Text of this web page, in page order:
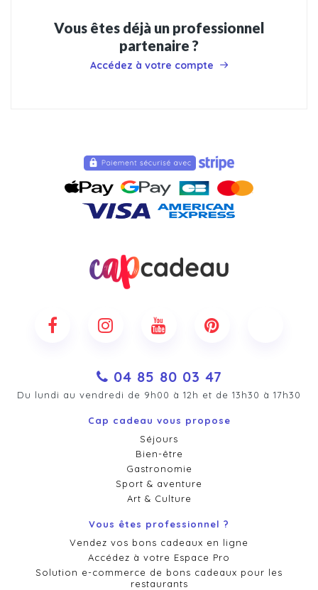
Vous êtes déjà un professionnel
partenaire ?
Accédez à votre compte
04 85 80 03 47
Du lundi au vendredi de 9h00 à 12h et de 13h30 à 17h30
Cap cadeau vous propose
Séjours
Bien-être
Gastronomie
Sport & aventure
Art & Culture
Vous êtes professionnel ?
Vendez vos bons cadeaux en ligne
Accédez à votre Espace Pro
Solution e-commerce de bons cadeaux pour les
restaurants